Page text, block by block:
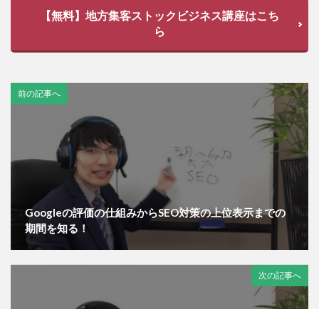
【無料】地方集客ストックビジネス講座はこち
ら
前の記事へ
Googleの評価の仕組みからSEO対策の上位表示までの
期間を知る！
次の記事へ